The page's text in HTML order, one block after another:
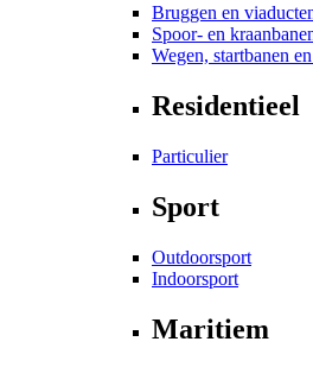
Bruggen en
Spoor- en
Wegen, startbanen
Residentieel
Particulier
Sport
Outdoorsport
Indoorsport
Maritiem